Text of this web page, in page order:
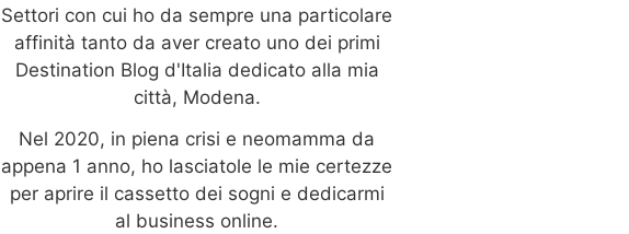
Settori con cui ho da sempre una particolare
affinità tanto da aver creato uno dei primi
Destination Blog d'Italia dedicato alla mia
città, Modena.
Nel 2020, in piena crisi e neomamma da
appena 1 anno, ho lasciatole le mie certezze
per aprire il cassetto dei sogni e dedicarmi
al business online.